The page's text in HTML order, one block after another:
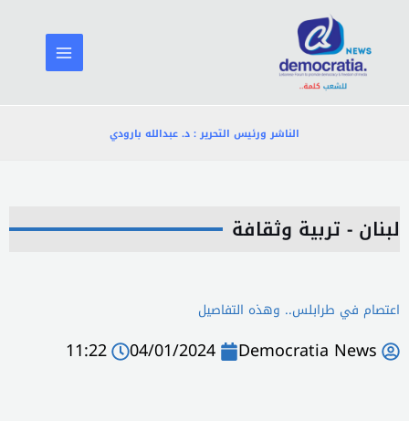
المحتوى
الناشر ورئيس التحرير : د. عبدالله بارودي
لبنان - تربية وثقافة
اعتصام في طرابلس.. وهذه التفاصيل
Democratia News
04/01/2024
11:22